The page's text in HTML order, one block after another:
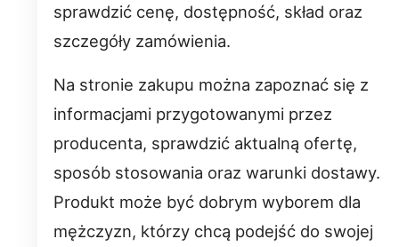
sprawdzić cenę, dostępność, skład oraz
szczegóły zamówienia.
Na stronie zakupu można zapoznać się z
informacjami przygotowanymi przez
producenta, sprawdzić aktualną ofertę,
sposób stosowania oraz warunki dostawy.
Produkt może być dobrym wyborem dla
mężczyzn, którzy chcą podejść do swojej